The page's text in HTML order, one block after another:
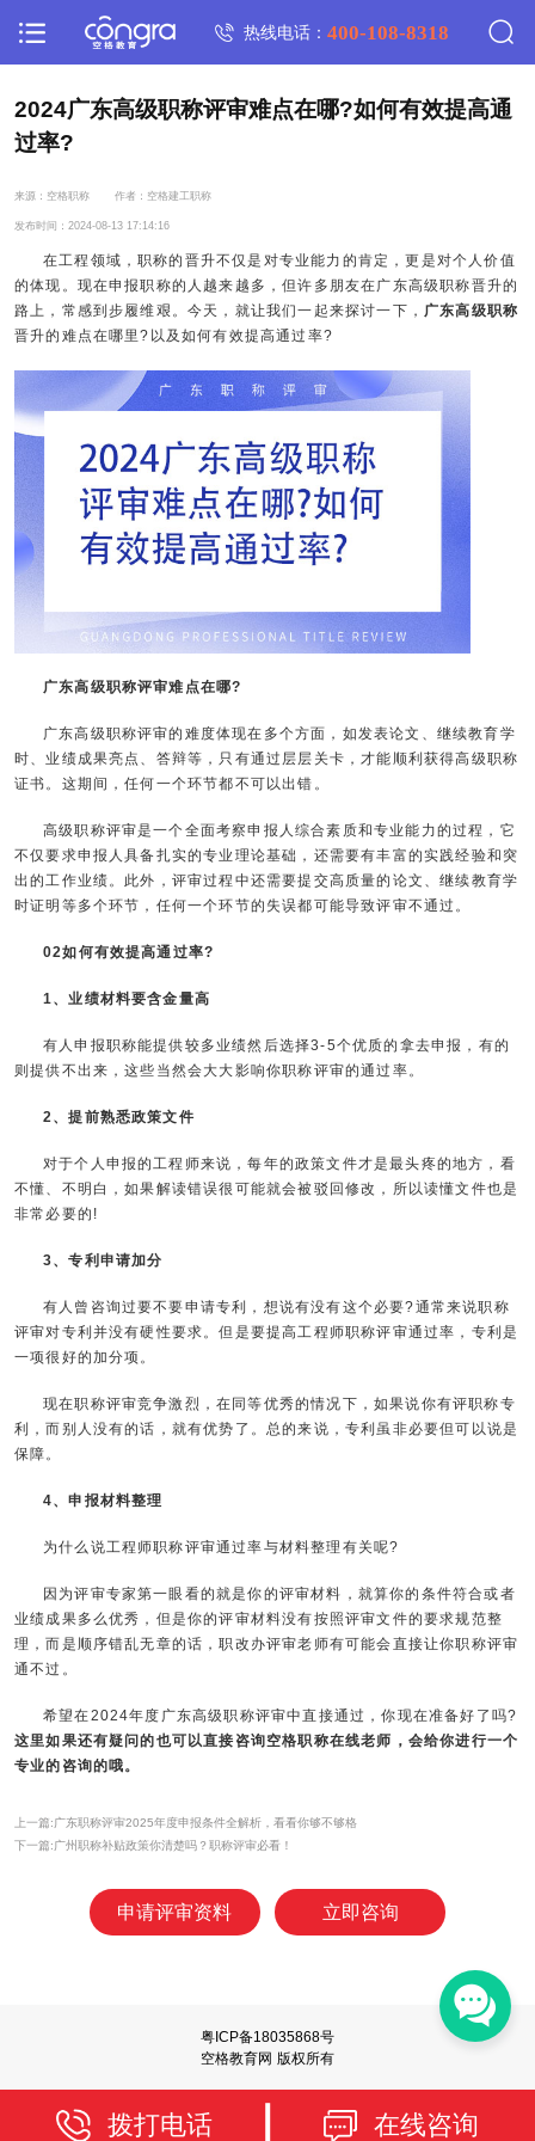
热线电话：400-108-8318
2024广东高级职称评审难点在哪?如何有效提高通
过率?
来源：空格职称 作者：空格建工职称
发布时间：2024-08-13 17:14:16
在工程领域，职称的晋升不仅是对专业能力的肯定，更是对个人价值
的体现。现在申报职称的人越来越多，但许多朋友在广东高级职称晋升的
路上，常感到步履维艰。今天，就让我们一起来探讨一下， 广东高级职称
晋升的难点在哪里?以及如何有效提高通过率?
广东高级职称评审难点在哪?
广东高级职称评审的难度体现在多个方面，如发表论文、继续教育学
时、业绩成果亮点、答辩等，只有通过层层关卡，才能顺利获得高级职称
证书。这期间，任何一个环节都不可以出错。
高级职称评审是一个全面考察申报人综合素质和专业能力的过程，它
不仅要求申报人具备扎实的专业理论基础，还需要有丰富的实践经验和突
出的工作业绩。此外，评审过程中还需要提交高质量的论文、继续教育学
时证明等多个环节，任何一个环节的失误都可能导致评审不通过。
02如何有效提高通过率?
1、业绩材料要含金量高
有人申报职称能提供较多业绩然后选择3-5个优质的拿去申报，有的
则提供不出来，这些当然会大大影响你职称评审的通过率。
2、提前熟悉政策文件
对于个人申报的工程师来说，每年的政策文件才是最头疼的地方，看
不懂、不明白，如果解读错误很可能就会被驳回修改，所以读懂文件也是
非常必要的!
3、专利申请加分
有人曾咨询过要不要申请专利，想说有没有这个必要?通常来说职称
评审对专利并没有硬性要求。但是要提高工程师职称评审通过率，专利是
一项很好的加分项。
现在职称评审竞争激烈，在同等优秀的情况下，如果说你有评职称专
利，而别人没有的话，就有优势了。总的来说，专利虽非必要但可以说是
保障。
4、申报材料整理
为什么说工程师职称评审通过率与材料整理有关呢?
因为评审专家第一眼看的就是你的评审材料，就算你的条件符合或者
业绩成果多么优秀，但是你的评审材料没有按照评审文件的要求规范整
理，而是顺序错乱无章的话，职改办评审老师有可能会直接让你职称评审
通不过。
希望在2024年度广东高级职称评审中直接通过，你现在准备好了吗?
这里如果还有疑问的也可以直接咨询空格职称在线老师，会给你进行一个
专业的咨询的哦。
上一篇:广东职称评审2025年度申报条件全解析，看看你够不够格
下一篇:广州职称补贴政策你清楚吗？职称评审必看！
申请评审资料 立即咨询
粤ICP备18035868号
空格教育网 版权所有
拨打电话 在线咨询